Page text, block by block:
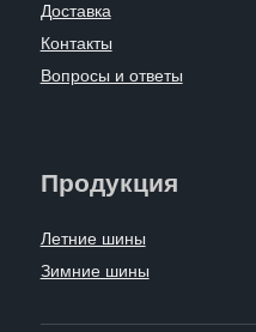
Доставка
Контакты
Вопросы и ответы
Продукция
Летние шины
Зимние шины